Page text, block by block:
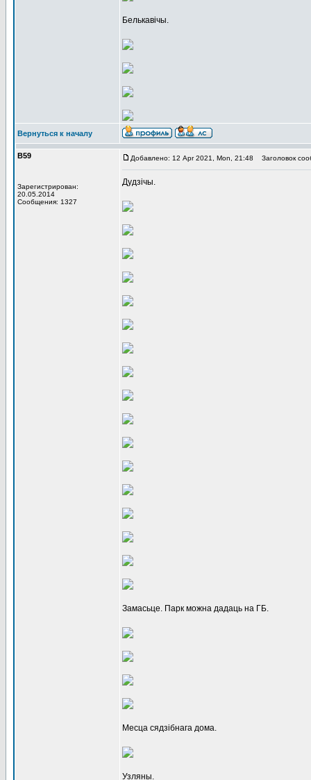
Белькавічы.
Вернуться к началу
В59
Зарегистрирован:
20.05.2014
Сообщения: 1327
Добавлено: 12 Apr 2021, Mon, 21:48 Заголовок
Дудзічы.
Замасьце. Парк можна дадаць на ГБ.
Месца сядзібнага дома.
Узляны.